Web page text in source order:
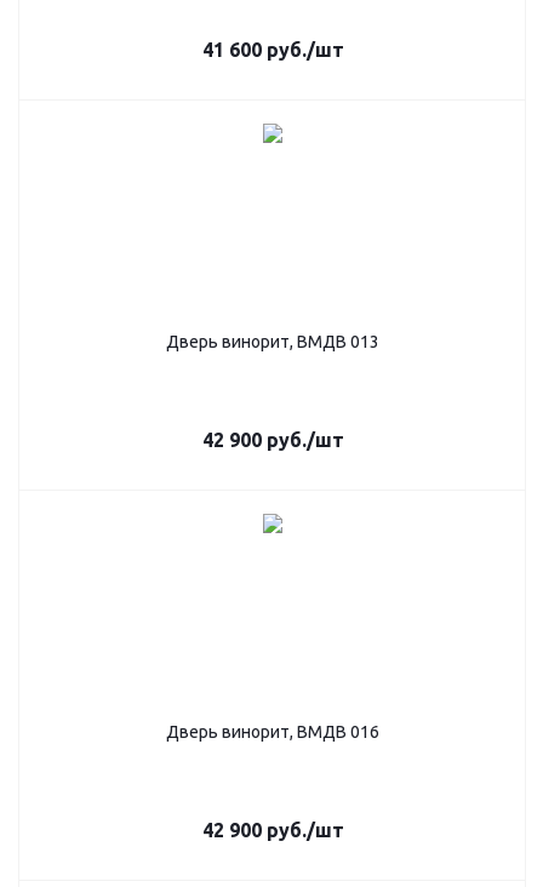
41 600руб./шт
Дверь винорит, ВМДВ 013
42 900руб./шт
Дверь винорит, ВМДВ 016
42 900руб./шт